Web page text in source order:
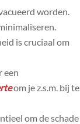
worden.​
is cruciaal om
een
om je z.​s.​m.​ bij te
om de schade